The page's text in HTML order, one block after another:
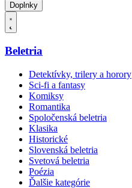
Doplnky
Beletria
Detektívky, trilery a horory
Sci-fi a fantasy
Komiksy
Romantika
Spoločenská beletria
Klasika
Historické
Slovenská beletria
Svetová beletria
Poézia
Ďalšie kategórie